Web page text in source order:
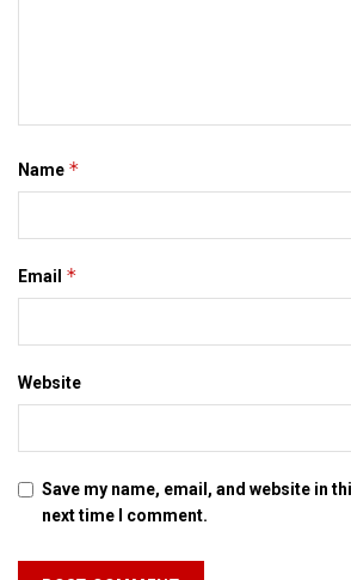
Name *
Email *
Website
Save my name, email, and website in
next time I comment.